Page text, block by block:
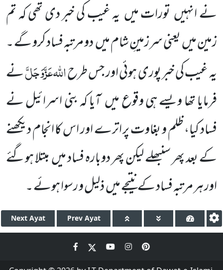
نے انہیں تورات میں یہ غیب کی خبر دی تھی کہ تم
زمین میں یعنی سرزمینِ شام میں دو مرتبہ فساد کرو گے ۔
یہ غیب کی خبر پوری ہوئی اور جس طرحاللّٰہعَزَّوَجَلَّنے
فرمایا تھا ویسے ہی وقوع میں آیا کہ بنی اسرائیل نے
فساد کیا، ظلم و بغاوت پر اترے اور اس کا انجام دیکھنے
کے بعد پھر سنبھلے لیکن پھر دوبارہ فساد میں مبتلا ہوگئے
اور ہر مرتبہ فساد کے نتیجے میں ذلیل و رسوا ہوئے ۔
Next Ayat Prev Ayat